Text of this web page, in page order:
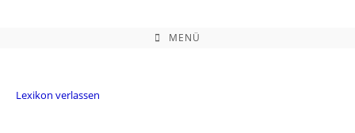
MENÜ
Lexikon verlassen